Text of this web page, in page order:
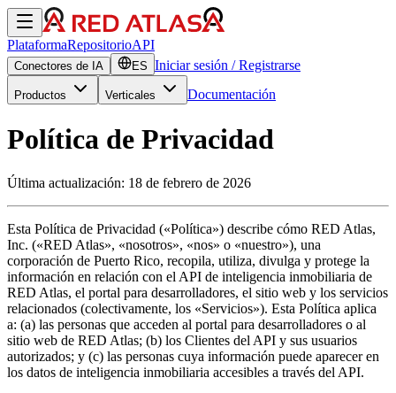
PlataformaRepositorioAPI
Conectores de IA ES Iniciar sesión / Registrarse
Productos Verticales Documentación
Política de Privacidad
Última actualización: 18 de febrero de 2026
Esta Política de Privacidad («Política») describe cómo RED Atlas,
Inc. («RED Atlas», «nosotros», «nos» o «nuestro»), una
corporación de Puerto Rico, recopila, utiliza, divulga y protege la
información en relación con el API de inteligencia inmobiliaria de
RED Atlas, el portal para desarrolladores, el sitio web y los servicios
relacionados (colectivamente, los «Servicios»). Esta Política aplica
a: (a) las personas que acceden al portal para desarrolladores o al
sitio web de RED Atlas; (b) los Clientes del API y sus usuarios
autorizados; y (c) las personas cuya información puede aparecer en
los datos de inteligencia inmobiliaria accesibles a través del API.